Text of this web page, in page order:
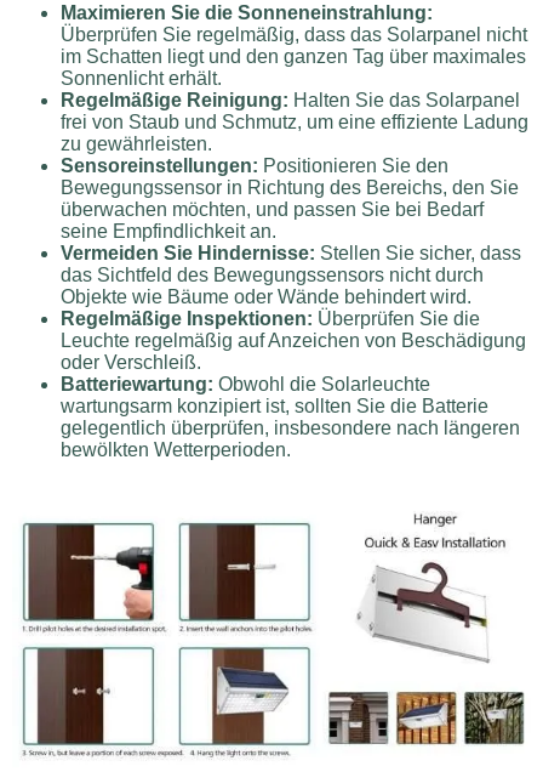
Maximieren Sie die Sonneneinstrahlung:
Überprüfen Sie regelmäßig, dass das Solarpanel nicht
im Schatten liegt und den ganzen Tag über maximales
Sonnenlicht erhält.
Regelmäßige Reinigung: Halten Sie das Solarpanel
frei von Staub und Schmutz, um eine effiziente Ladung
zu gewährleisten.
Sensoreinstellungen: Positionieren Sie den
Bewegungssensor in Richtung des Bereichs, den Sie
überwachen möchten, und passen Sie bei Bedarf
seine Empfindlichkeit an.
Vermeiden Sie Hindernisse: Stellen Sie sicher, dass
das Sichtfeld des Bewegungssensors nicht durch
Objekte wie Bäume oder Wände behindert wird.
Regelmäßige Inspektionen: Überprüfen Sie die
Leuchte regelmäßig auf Anzeichen von Beschädigung
oder Verschleiß.
Batteriewartung: Obwohl die Solarleuchte
wartungsarm konzipiert ist, sollten Sie die Batterie
gelegentlich überprüfen, insbesondere nach längeren
bewölkten Wetterperioden.